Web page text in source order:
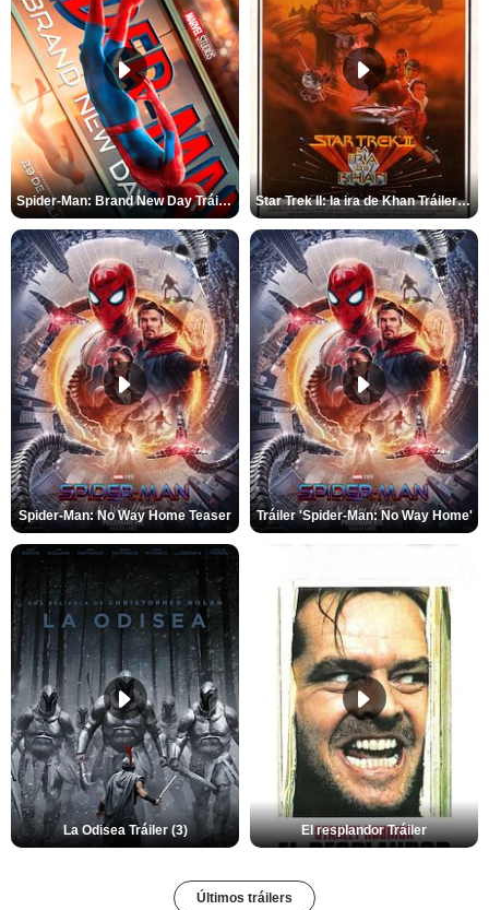
Spider-Man: Brand New Day Tráiler (3) Star Trek II: la ira de Khan Tráiler VO
Spider-Man: No Way Home Teaser Tráiler 'Spider-Man: No Way Home'
La Odisea Tráiler (3) El resplandor Tráiler
Últimos tráilers